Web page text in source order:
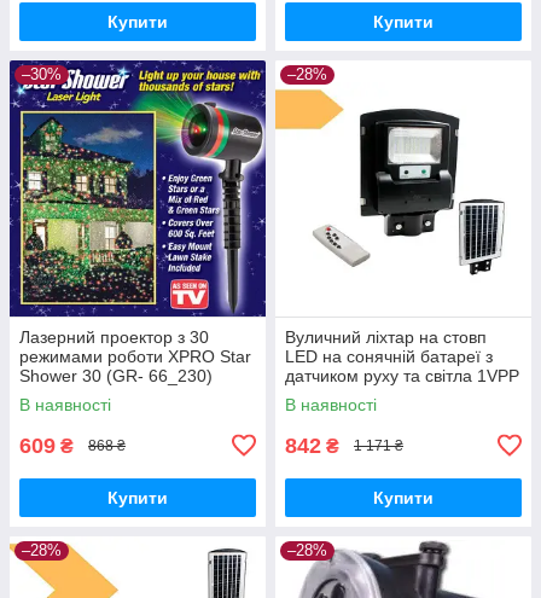
Купити Купити
–30%
Лазерний проектор з 30
режимами роботи XPRO Star
Shower 30 (GR- 66_230)
В наявності
609 ₴ 868 ₴
Купити
–28%
Вуличний ліхтар на стовп
LED на сонячній батареї з
датчиком руху та світла 1VPP
5621 Black (5621_393)
В наявності
842 ₴ 1 171 ₴
Купити
–28% –28%